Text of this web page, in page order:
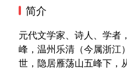
简介
元代文学家、诗人、学者
峰，温州乐清（今属浙江
世，隐居雁荡山五峰下，